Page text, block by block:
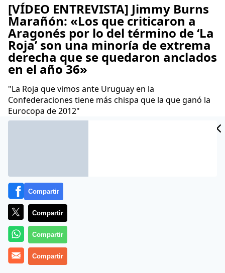
[VÍDEO ENTREVISTA] Jimmy Burns
Marañón: «Los que criticaron a
Aragonés por lo del término de ‘La
Roja’ son una minoría de extrema
derecha que se quedaron anclados
en el año 36»
"La Roja que vimos ante Uruguay en la
Confederaciones tiene más chispa que la que ganó la
Eurocopa de 2012"
Compartir
Compartir
Compartir
Compartir